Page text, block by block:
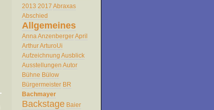
2013 2017 Abraxas
Abschied
Allgemeines
Anna AnzenbergerApril
ArthurArturoUi
Aufzeichnung Ausblick
Ausstellungen Autor
Bühne Bülow
Bürgermeister BR
Bachmayer
Backstage Baier